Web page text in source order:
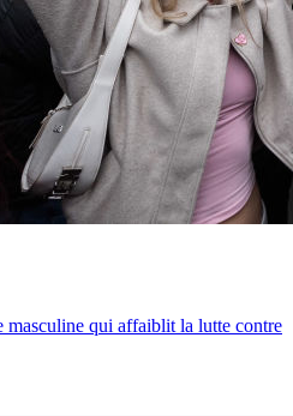
masculine qui affaiblit la lutte contre